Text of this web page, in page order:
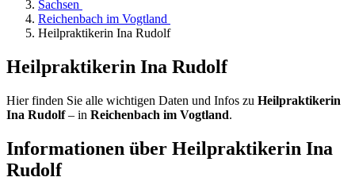
Sachsen
Reichenbach im Vogtland
Heilpraktikerin Ina Rudolf
Heilpraktikerin Ina Rudolf
Hier finden Sie alle wichtigen Daten und Infos zu Heilpraktikerin
Ina Rudolf– in Reichenbach im Vogtland.
Informationen über Heilpraktikerin Ina
Rudolf